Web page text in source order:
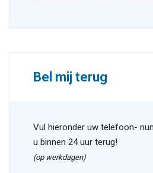
Bel mij terug
Vul hieronder uw telefoon-
u binnen 24 uur terug!
(op werkdagen)